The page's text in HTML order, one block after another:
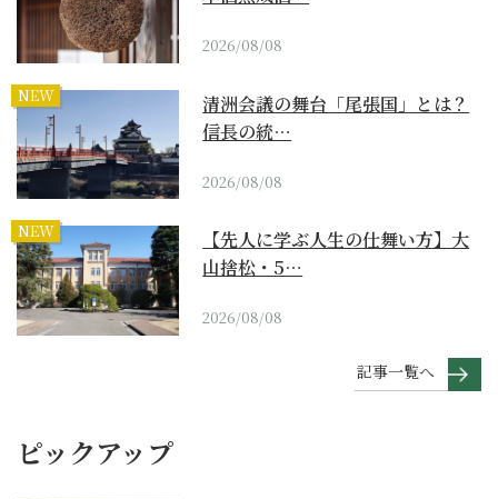
2026/08/08
NEW
清洲会議の舞台「尾張国」とは？
信長の統…
2026/08/08
NEW
【先人に学ぶ人生の仕舞い方】大
山捨松・5…
2026/08/08
記事一覧へ
ピックアップ